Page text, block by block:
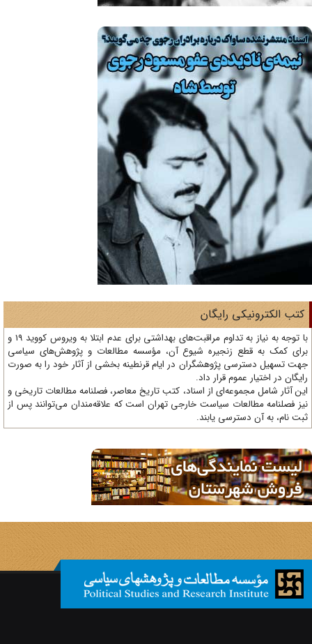
الکترونیکی رایگان
با توجه به نیاز به تداوم مراقبت‌های بهداشتی برای عدم ابتلا به ویروس کووید 19 و
کمک به قطع زنجیره شیوع آن، مؤسسه مطالعات و پژوهش‌های سیاسی
تسهیل دسترسی پژوهشگران در ایام قرنطینه بخشی از آثار خود را به صورت
در اختیار عموم قرار داد.
آثار شامل مجموعه‌ای از اسناد، کتب تاریخ معاصر، فصلنامه‌ مطالعات تاریخی و
فصلنامه مطالعات سیاست خارجی تهران است که علاقه‌مندان می‌توانند پس از
نام، به آن دسترسی یابند.